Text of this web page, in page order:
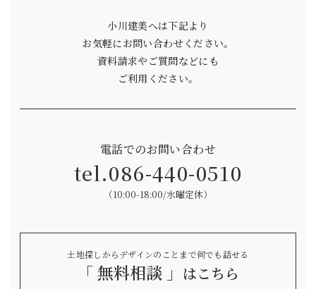
小川建美へは下記より
お気軽にお問い合わせください。
資料請求やご質問などにも
ご利用ください。
電話でのお問い合わせ
tel.086-440-0510
（10:00-18:00/水曜定休）
土地探しからデザインのことまで何でも話せる
「 無料相談 」 はこちら